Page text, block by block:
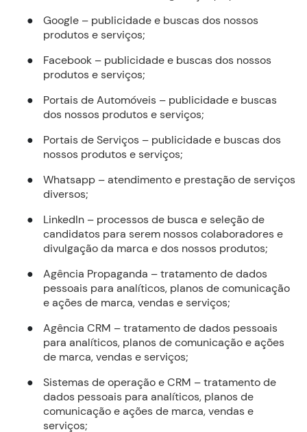
●
Google – publicidade e buscas dos nossos
produtos e serviços;
●
Facebook – publicidade e buscas dos nossos
produtos e serviços;
●
Portais de Automóveis – publicidade e buscas
dos nossos produtos e serviços;
●
Portais de Serviços – publicidade e buscas dos
nossos produtos e serviços;
●
Whatsapp – atendimento e prestação de serviços
diversos;
●
LinkedIn – processos de busca e seleção de
candidatos para serem nossos colaboradores e
divulgação da marca e dos nossos produtos;
●
Agência Propaganda – tratamento de dados
pessoais para analíticos, planos de comunicação
e ações de marca, vendas e serviços;
●
Agência CRM – tratamento de dados pessoais
para analíticos, planos de comunicação e ações
de marca, vendas e serviços;
●
Sistemas de operação e CRM – tratamento de
dados pessoais para analíticos, planos de
comunicação e ações de marca, vendas e
serviços;